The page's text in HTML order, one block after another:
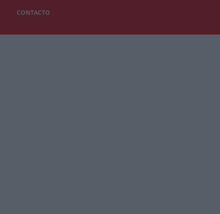
CONTACTO